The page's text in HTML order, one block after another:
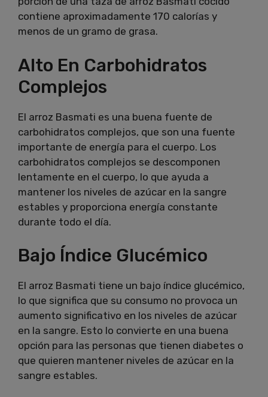
contiene aproximadamente 170 calorías y
menos de un gramo de grasa.
Alto En Carbohidratos
Complejos
El arroz Basmati es una buena fuente de
carbohidratos complejos, que son una fuente
importante de energía para el cuerpo. Los
carbohidratos complejos se descomponen
lentamente en el cuerpo, lo que ayuda a
mantener los niveles de azúcar en la sangre
estables y proporciona energía constante
durante todo el día.
Bajo Índice Glucémico
El arroz Basmati tiene un bajo índice glucémico,
lo que significa que su consumo no provoca un
aumento significativo en los niveles de azúcar
en la sangre. Esto lo convierte en una buena
opción para las personas que tienen diabetes o
que quieren mantener niveles de azúcar en la
sangre estables.